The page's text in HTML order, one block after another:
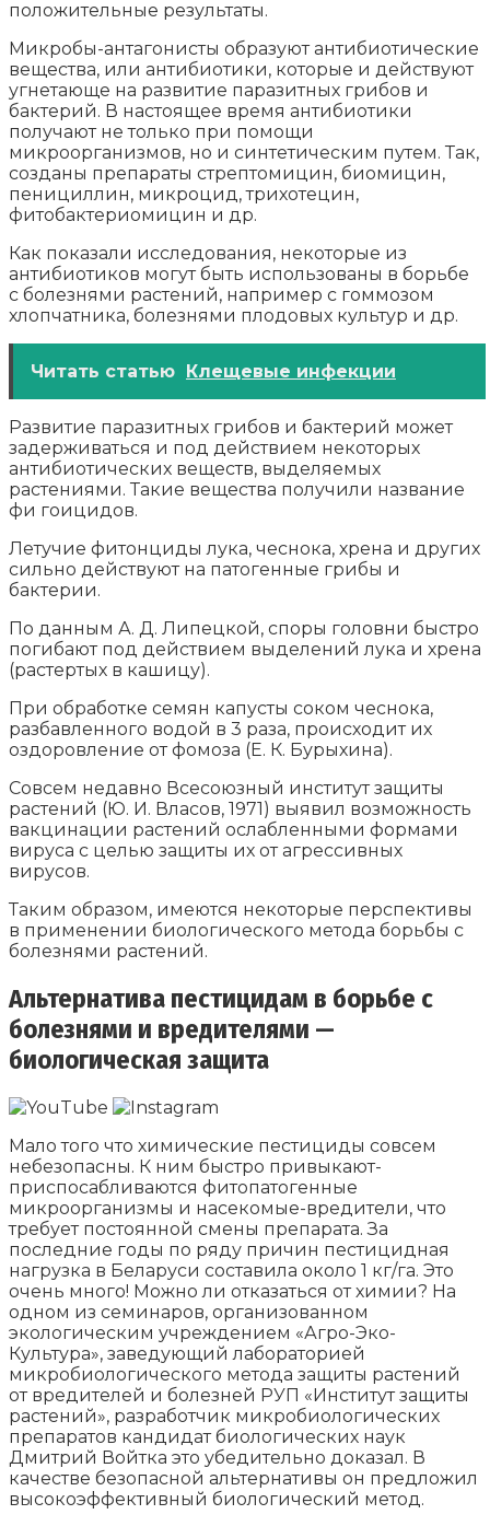
положительные результаты.
Микробы-антагонисты образуют антибиотические
вещества, или антибиотики, которые и действуют
угнетающе на развитие паразитных грибов и
бактерий. В настоящее время антибиотики
получают не только при помощи
микроорганизмов, но и синтетическим путем. Так,
созданы препараты стрептомицин, биомицин,
пенициллин, микроцид, трихотецин,
фитобактериомицин и др.
Как показали исследования, некоторые из
антибиотиков могут быть использованы в борьбе
с болезнями растений, например с гоммозом
хлопчатника, болезнями плодовых культур и др.
Читать статью Клещевые инфекции
Развитие паразитных грибов и бактерий может
задерживаться и под действием некоторых
антибиотических веществ, выделяемых
растениями. Такие вещества получили название
фи гоицидов.
Летучие фитонциды лука, чеснока, хрена и других
сильно действуют на патогенные грибы и
бактерии.
По данным А. Д. Липецкой, споры головни быстро
погибают под действием выделений лука и хрена
(растертых в кашицу).
При обработке семян капусты соком чеснока,
разбавленного водой в 3 раза, происходит их
оздоровление от фомоза (Е. К. Бурыхина).
Совсем недавно Всесоюзный институт защиты
растений (Ю. И. Власов, 1971) выявил возможность
вакцинации растений ослабленными формами
вируса с целью защиты их от агрессивных
вирусов.
Таким образом, имеются некоторые перспективы
в применении биологического метода борьбы с
болезнями растений.
Альтернатива пестицидам в борьбе с
болезнями и вредителями —
биологическая защита
Мало того что химические пестициды совсем
небезопасны. К ним быстро привыкают-
приспосабливаются фитопатогенные
микроорганизмы и насекомые-вредители, что
требует постоянной смены препарата. За
последние годы по ряду причин пестицидная
нагрузка в Беларуси составила около 1 кг/га. Это
очень много! Можно ли отказаться от химии? На
одном из семинаров, организованном
экологическим учреждением «Агро-Эко-
Культура», заведующий лабораторией
микробиологического метода защиты растений
от вредителей и болезней РУП «Институт защиты
растений», разработчик микробиологических
препаратов кандидат биологических наук
Дмитрий Войтка это убедительно доказал. В
качестве безопасной альтернативы он предложил
высокоэффективный биологический метод.